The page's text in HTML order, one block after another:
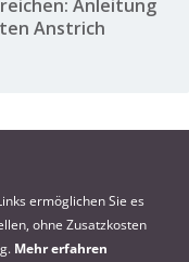
Anleitung
Anstrich
ermöglichen Sie es
ohne Zusatzkosten
Mehr erfahren